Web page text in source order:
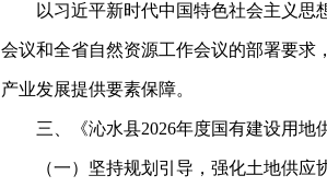
以习近平新时代中国特色社会主义
会议和全省自然资源工作会议的部署要求
产业发展提供要素保障。
三、《沁水县2026年度国有建设用
（一）坚持规划引导，强化土地供应